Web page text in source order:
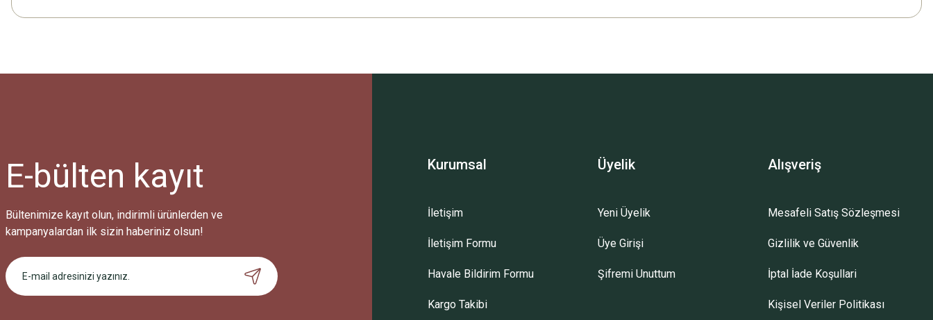
Bu ürüne ilk yorumu siz yapın!
Ürün hakkında henüz soru sorulmamış.
Sitemize ilk yorumu siz yapın!
E-bülten kayıt
Bültenimize kayıt olun, indirimli ürünlerden ve
kampanyalardan ilk sizin haberiniz olsun!
Kurumsal
İletişim
İletişim Formu
Havale Bildirim Formu
Kargo Takibi
Üyelik
Yeni Üyelik
Üye Girişi
Şifremi Unuttum
Alışveriş
Mesafeli Satış Sözleşmesi
Gizlilik ve Güvenlik
İptal İade Koşullari
Kişisel Veriler Politikası